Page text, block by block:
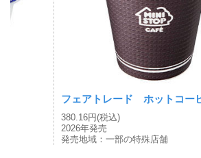
フェアトレード ホットコー
380.16円(税込)
2026年発売
発売地域：一部の特殊店舗